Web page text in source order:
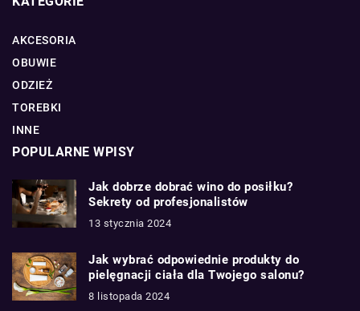
AKCESORIA
OBUWIE
ODZIEŻ
TOREBKI
INNE
POPULARNE WPISY
Jak dobrze dobrać wino do posiłku?
Sekrety od profesjonalistów
13 stycznia 2024
Jak wybrać odpowiednie produkty do
pielęgnacji ciała dla Twojego salonu?
8 listopada 2024